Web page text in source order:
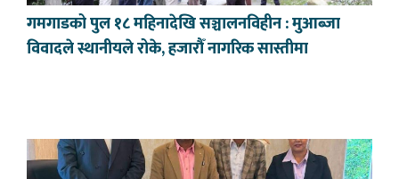
गमगाडको पुल १८ महिनादेखि सञ्चालनविहीन : मुआब्जा
विवादले स्थानीयले रोके, हजारौँ नागरिक सास्तीमा